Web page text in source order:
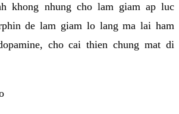
khong nhung cho lam giam ap luc
de lam giam lo lang ma lai ham
cho cai thien chung mat di